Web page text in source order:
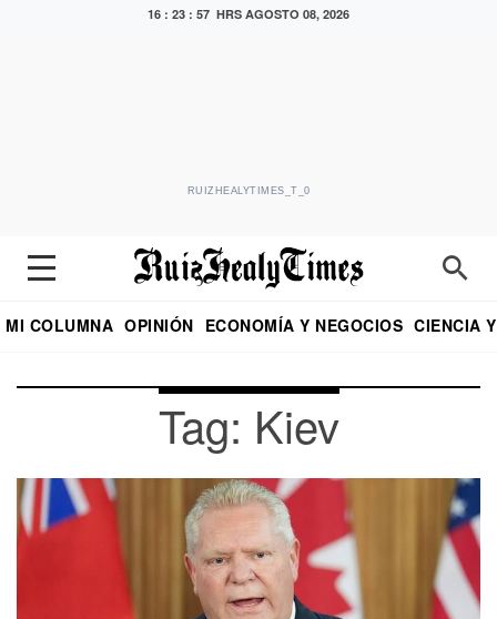
16 : 23 : 57 HRS AGOSTO 08, 2026
RUIZHEALYTIMES_T_0
MI COLUMNA OPINIÓN ECONOMÍA Y NEGOCIOS CIENCIA
Tag: Kiev